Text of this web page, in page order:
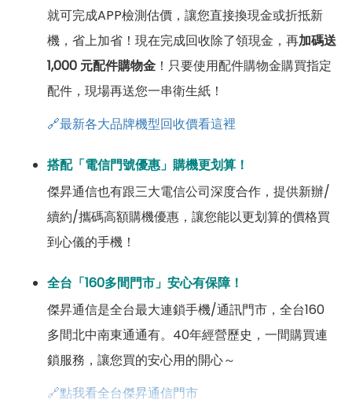
就可完成APP檢測估價，讓您直接換現金或折抵新
機，省上加省！現在完成回收除了領現金，再加碼送
1,000 元配件購物金 ！只要使用配件購物金購買指定
配件，現場再送您一串衛生紙！
🔗最新各大品牌機型回收價看這裡
搭配「電信門號優惠」購機更划算！
傑昇通信也有跟三大電信公司深度合作，提供新辦/
續約/攜碼高額購機優惠，讓您能以更划算的價格買
到心儀的手機！
全台「160多間門市」安心有保障！
傑昇通信是全台最大連鎖手機/通訊門市，全台160
多間北中南東通通有。40年經營歷史，一間購買連
鎖服務，讓您買的安心用的開心～
🔗點我看全台傑昇通信門市